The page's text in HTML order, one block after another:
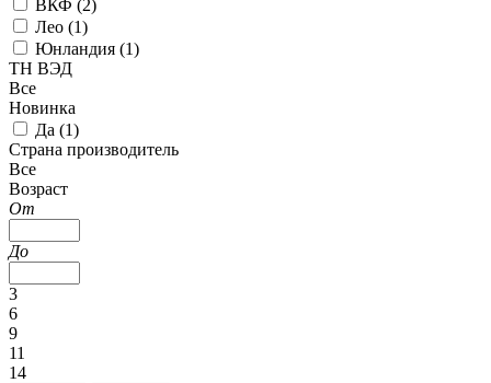
ВКФ (2)
Лео (1)
Юнландия (1)
ТН ВЭД
Все
Новинка
Да (1)
Страна производитель
Все
Возраст
От
До
3
6
9
11
14